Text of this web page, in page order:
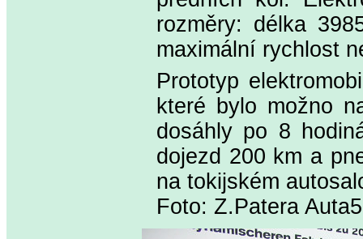
rozměry: délka
maximální rychlost
Prototyp
které bylo možno
dosáhly po 8
dojezd 200 km a
na tokijském
Foto: Z.Patera